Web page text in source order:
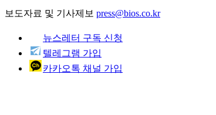
보도자료 및 기사제보 press@bios.co.kr
뉴스레터 구독 신청
텔레그램 가입
카카오톡 채널 가입